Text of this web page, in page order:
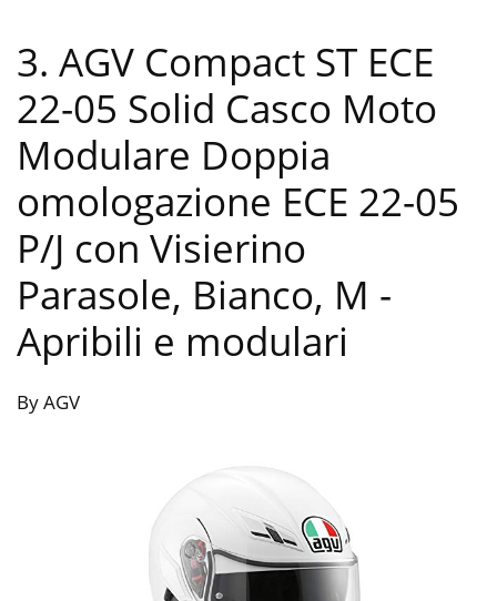
3. AGV Compact ST ECE
22-05 Solid Casco Moto
Modulare Doppia
omologazione ECE 22-05
P/J con Visierino
Parasole, Bianco, M -
Apribili e modulari
By AGV